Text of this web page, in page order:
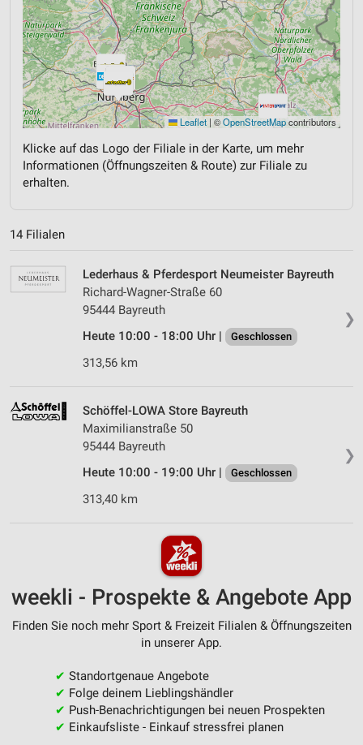
Leaflet | ©OpenStreetMapcontributors
Klicke auf das Logo der Filiale in der Karte, um mehr
Informationen (Öffnungszeiten & Route) zur Filiale zu
erhalten.
14 Filialen
❯
Lederhaus & Pferdesport Neumeister Bayreuth
Richard-Wagner-Straße 60
95444 Bayreuth
Heute 10:00 - 18:00 Uhr |
Geschlossen
313,56 km
❯
Schöffel-LOWA Store Bayreuth
Maximilianstraße 50
95444 Bayreuth
Heute 10:00 - 19:00 Uhr |
Geschlossen
313,40 km
weekli - Prospekte & Angebote App
Finden Sie noch mehr Sport & Freizeit Filialen & Öffnungszeiten
in unserer App.
✔ Standortgenaue Angebote
✔ Folge deinem Lieblingshändler
✔ Push-Benachrichtigungen bei neuen Prospekten
✔ Einkaufsliste - Einkauf stressfrei planen